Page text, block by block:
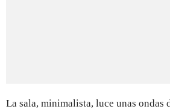
La sala, minimalista, luce unas ondas